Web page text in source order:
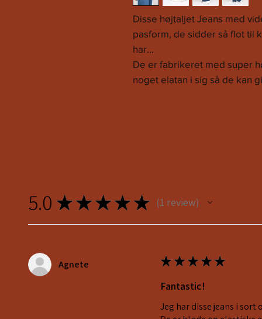
Disse højtaljet Jeans med
pasform, de sidder så flot til
har...
De er fabrikeret med super
noget elatan i sig så de kan
5.0 ★★★★★ 1 review
Agnete ★★★★★
Fantastic!
Jeg har disse jeans i